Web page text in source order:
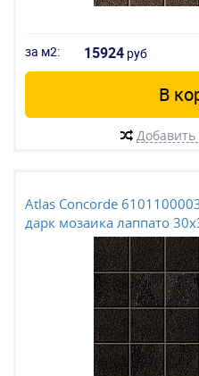
за м2: 15924 руб
В
Atlas Concorde
дарк мозаика лаппато